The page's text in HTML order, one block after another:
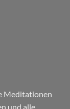
Meditationen
und alle